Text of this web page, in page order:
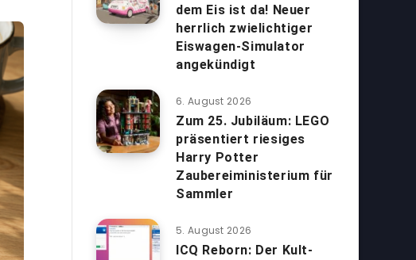
dem Eis ist da! Neuer
herrlich zwielichtiger
Eiswagen-Simulator
angekündigt
6. August 2026
Zum 25. Jubiläum: LEGO
präsentiert riesiges
Harry Potter
Zaubereiministerium für
Sammler
5. August 2026
ICQ Reborn: Der Kult-